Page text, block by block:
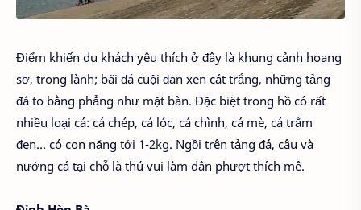
Điểm khiến du khách yêu thích ở đây là khung cảnh hoang
sơ, trong lành; bãi đá cuội đan xen cát trắng, những tảng
đá to bằng phẳng như mặt bàn. Đặc biệt trong hồ có rất
nhiều loại cá: cá chép, cá lóc, cá chình, cá mè, cá trắm
đen… có con nặng tới 1-2kg. Ngồi trên tảng đá, câu và
nướng cá tại chỗ là thú vui làm dân phượt thích mê.